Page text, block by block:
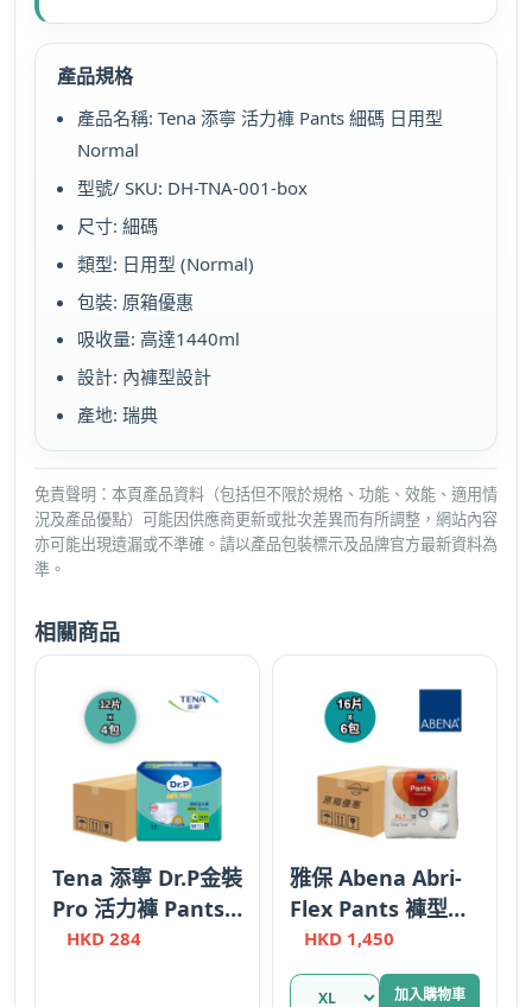
產品規格
產品名稱: Tena 添寧 活力褲 Pants 細碼 日用型
Normal
型號/ SKU: DH-TNA-001-box
尺寸: 細碼
類型: 日用型 (Normal)
包裝: 原箱優惠
吸收量: 高達1440ml
設計: 內褲型設計
產地: 瑞典
免責聲明：本頁產品資料（包括但不限於規格、功能、效能、適用情
況及產品優點）可能因供應商更新或批次差異而有所調整，網站內容
亦可能出現遺漏或不準確。請以產品包裝標示及品牌官方最新資料為
準。
相關商品
Tena 添寧 Dr.P金裝
Pro 活力褲 Pants
中碼 輕巧型 Plus 原
HKD284
雅保 Abena Abri-
Flex Pants 褲型紙
尿褲 日用型 加大碼
XL1/Plus 16片
HKD1,450
加入購物車